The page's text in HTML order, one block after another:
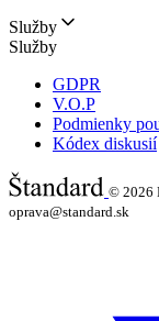
Služby
Služby
GDPR
V.O.P
Podmienky
Kódex diskusií
© 2026
oprava@standard.sk